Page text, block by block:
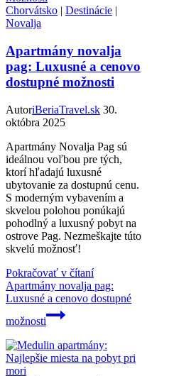
Chorvátsko | Destinácie |
Novalja
Apartmány novalja
pag: Luxusné a cenovo
dostupné možnosti
AutoriBeriaTravel.sk 30.
októbra 2025
Apartmány Novalja Pag sú
ideálnou voľbou pre tých,
ktorí hľadajú luxusné
ubytovanie za dostupnú cenu.
S moderným vybavením a
skvelou polohou ponúkajú
pohodlný a luxusný pobyt na
ostrove Pag. Nezmeškajte túto
skvelú možnosť!
Pokračovať v čítaní
Apartmány novalja pag:
Luxusné a cenovo dostupné
možnosti